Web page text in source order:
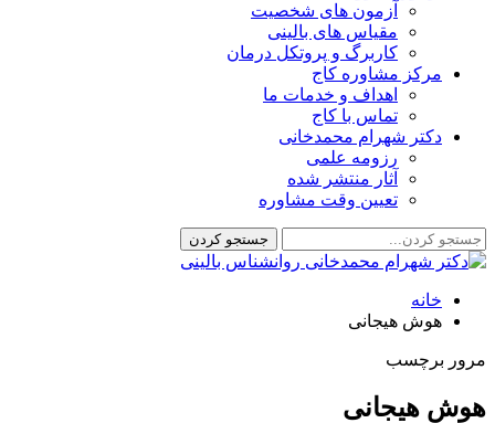
آزمون های شخصیت
مقیاس های بالینی
کاربرگ و پروتکل درمان
مرکز مشاوره کاج
اهداف و خدمات ما
تماس با کاج
دکتر شهرام محمدخانی
رزومه علمی
آثار منتشر شده
تعیین وقت مشاوره
خانه
هوش هیجانی
مرور برچسب
هوش هیجانی